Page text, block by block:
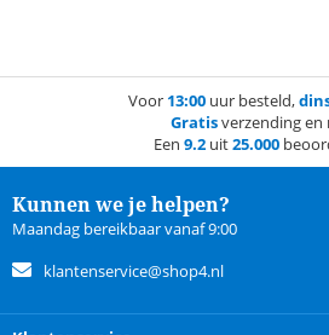
Voor 13:00 uur besteld,
Gratisverzending en
Een 9.2 uit25.000
Kunnen we je helpen?
Maandag bereikbaar vanaf 9:00
klantenservice@shop4.nl